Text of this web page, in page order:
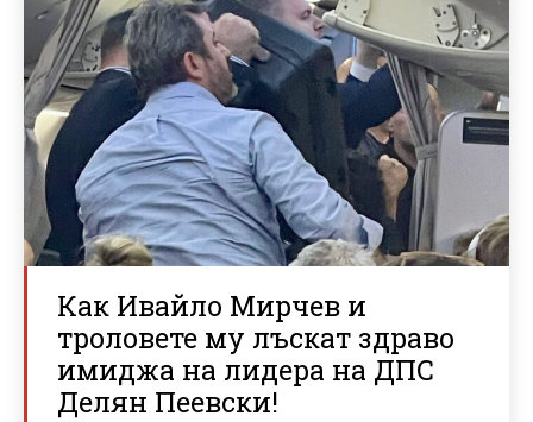
Как Ивайло Мирчев и
троловете му лъскат здраво
имиджа на лидера на ДПС
Делян Пеевски!